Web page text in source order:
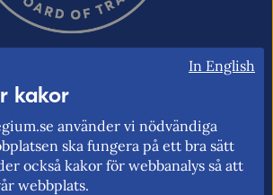
– Sveriges myndighet
EU:s inre marknad och
Vi verkar för frihandel och
på EU:s inre marknad.
In English
kakor
använder vi nödvändiga
ska fungera på ett bra sätt
också kakor för webbanalys så att
webbplats.